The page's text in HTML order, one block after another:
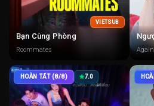
VIETSUB
Bạn Cùng Phòng
Roommates
HOÀN TẤT (8/8) 7.0